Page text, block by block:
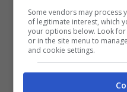
avvisare la
scomparso e ha
l’ufficio del Consiglio”
spiegato che “
Some vendors may process
of legitimate interest, which
your options below. Look
or in the site menu to
and cookie settings.